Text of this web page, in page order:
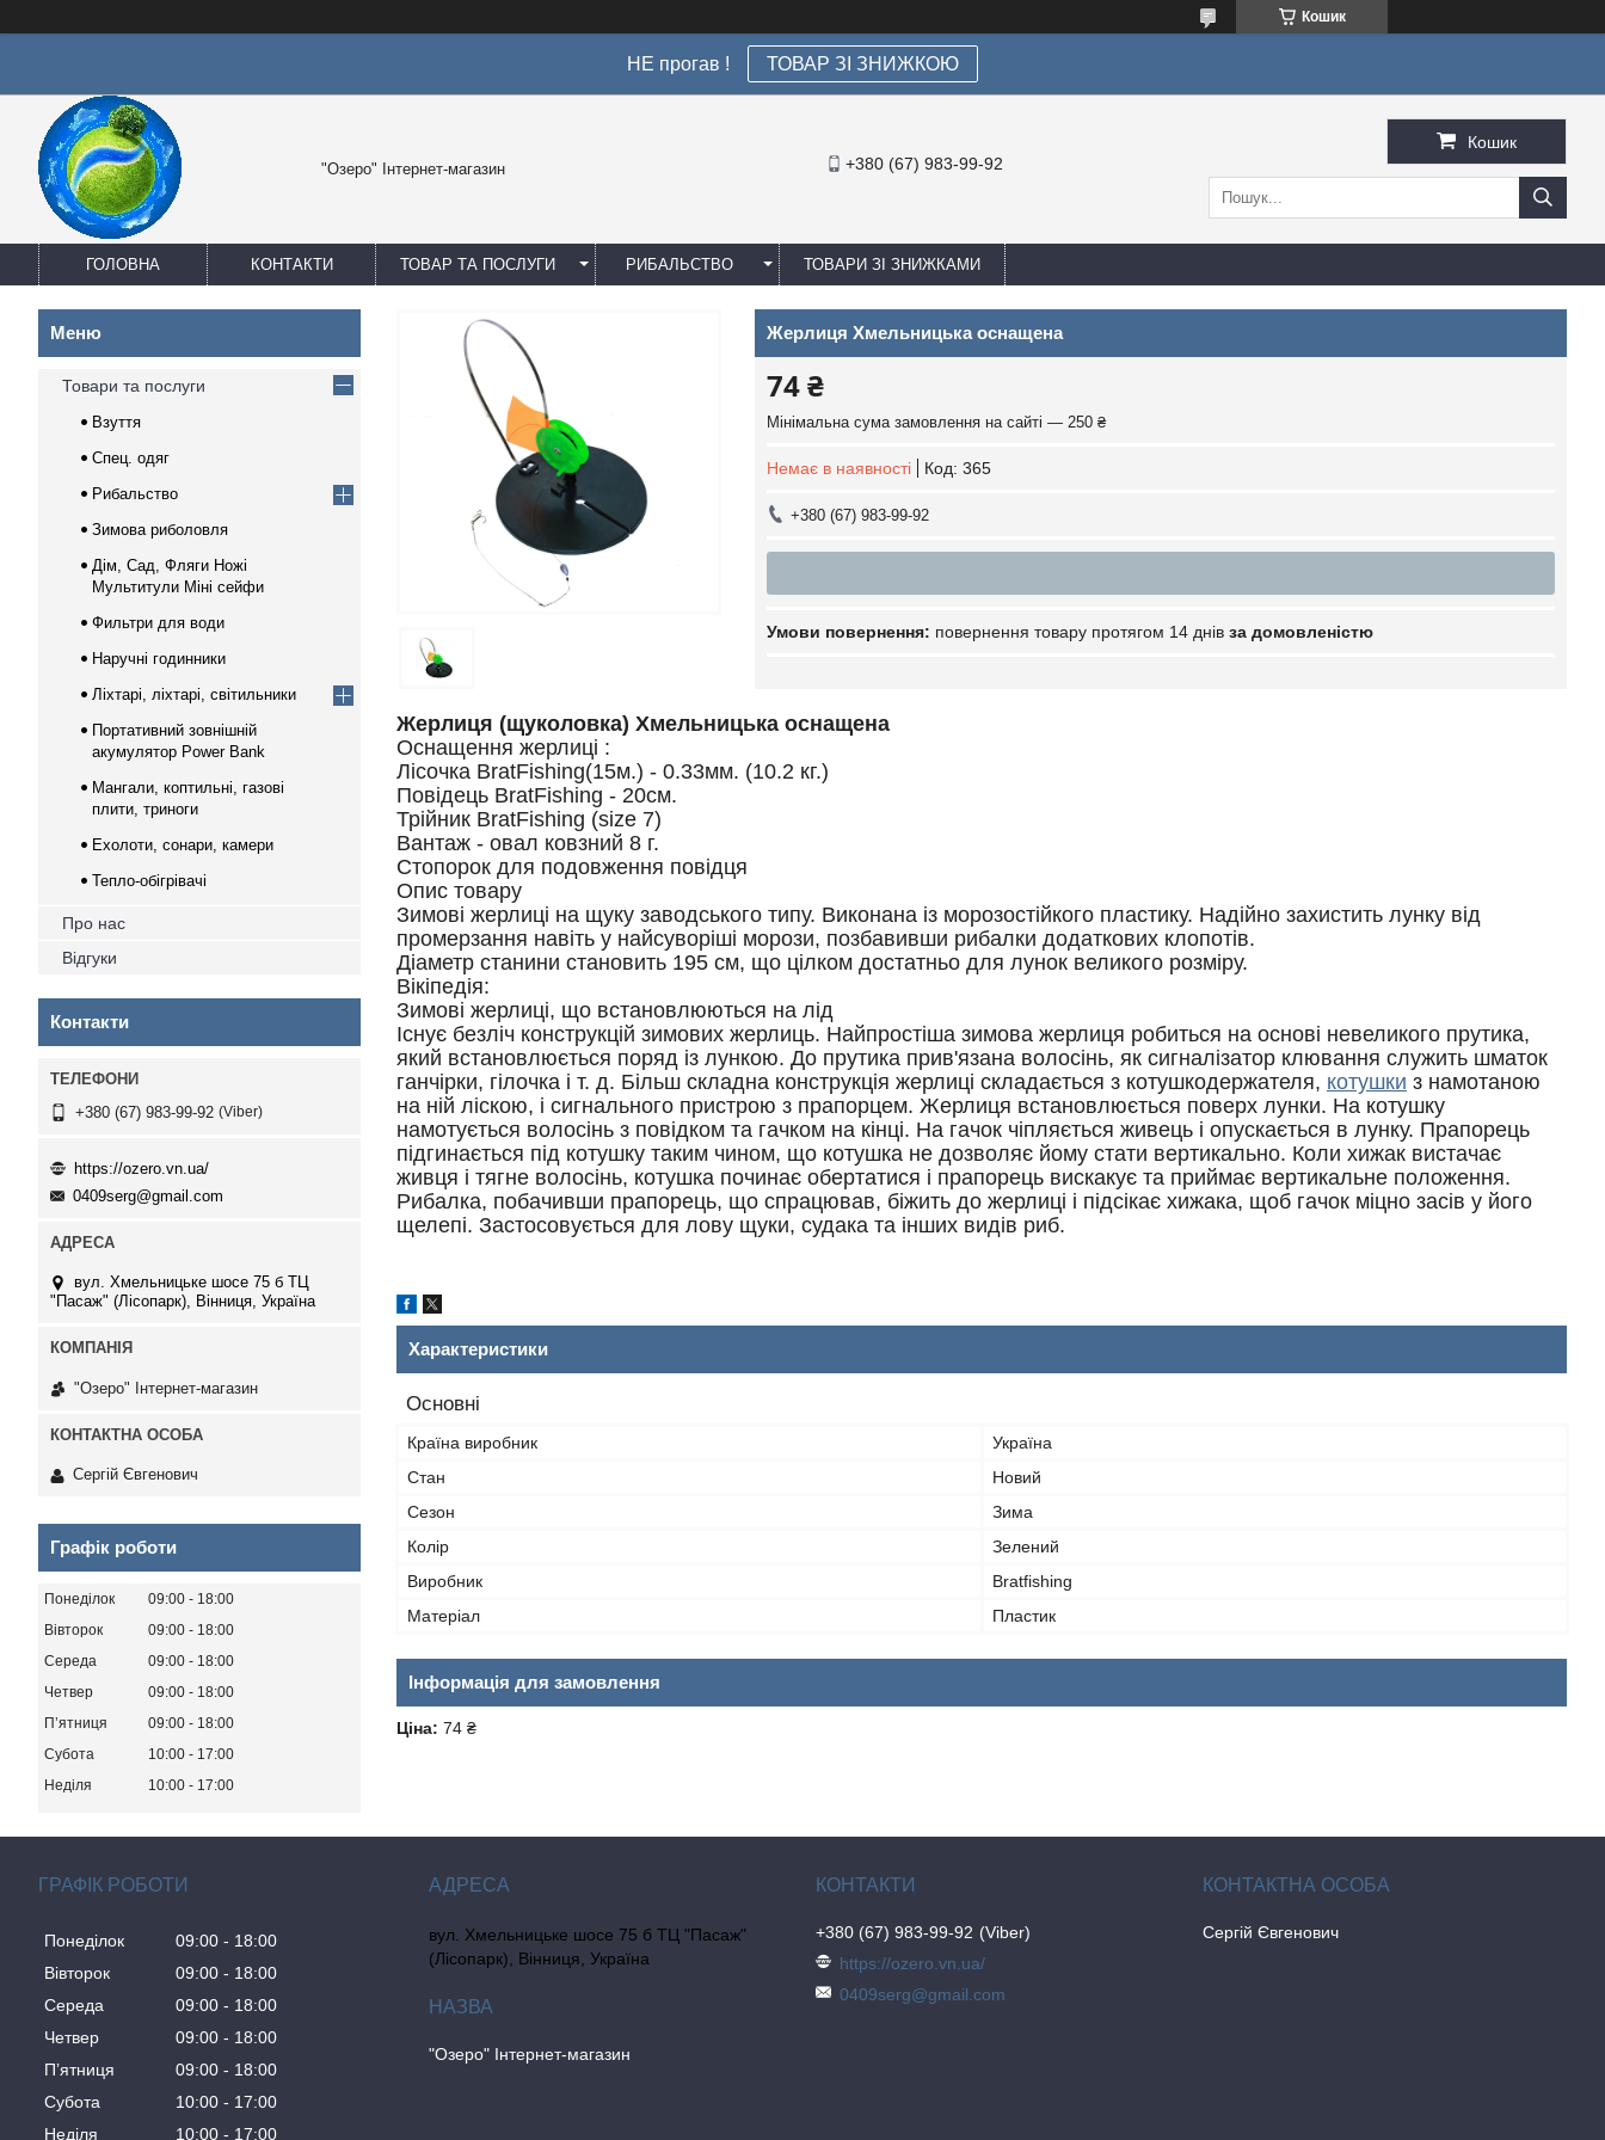
Кошик
НЕ прогав ! ТОВАР ЗІ ЗНИЖКОЮ
"Озеро" Інтернет-магазин +380 (67) 983-99-92
Кошик
ГОЛОВНА КОНТАКТИ ТОВАР ТА ПОСЛУГИ РИБАЛЬСТВО ТОВАРИ ЗІ ЗНИЖКАМИ
Жерлиця Хмельницька оснащена
74 ₴
Мінімальна сума замовлення на сайті — 250 ₴
Немає в наявності Код: 365
+380 (67) 983-99-92
повернення товару протягом 14 днів за домовленістю
Жерлиця (щуколовка) Хмельницька оснащена
Оснащення жерлиці :
Лісочка BratFishing(15м.) - 0.33мм. (10.2 кг.)
Повідець BratFishing - 20см.
Трійник BratFishing (size 7)
Вантаж - овал ковзний 8 г.
Стопорок для подовження повідця
Опис товару
Зимові жерлиці на щуку заводського типу. Виконана із морозостійкого пластику. Надійно захистить лунку від
промерзання навіть у найсуворіші морози, позбавивши рибалки додаткових клопотів.
Діаметр станини становить 195 см, що цілком достатньо для лунок великого розміру.
Вікіпедія:
Зимові жерлиці, що встановлюються на лід
Існує безліч конструкцій зимових жерлиць. Найпростіша зимова жерлиця робиться на основі невеликого прутика,
який встановлюється поряд із лункою. До прутика прив'язана волосінь, як сигналізатор клювання служить шматок
ганчірки, гілочка і т. д. Більш складна конструкція жерлиці складається з котушкодержателя, котушки з намотаною
на ній ліскою, і сигнального пристрою з прапорцем. Жерлиця встановлюється поверх лунки. На котушку
намотується волосінь з повідком та гачком на кінці. На гачок чіпляється живець і опускається в лунку. Прапорець
підгинається під котушку таким чином, що котушка не дозволяє йому стати вертикально. Коли хижак вистачає
живця і тягне волосінь, котушка починає обертатися і прапорець вискакує та приймає вертикальне положення.
Рибалка, побачивши прапорець, що спрацював, біжить до жерлиці і підсікає хижака, щоб гачок міцно засів у його
щелепі. Застосовується для лову щуки, судака та інших видів риб.
Характеристики
Основні
Країна виробник
Україна
Стан
Новий
Сезон
Зима
Колір
Зелений
Виробник
Bratfishing
Матеріал
Пластик
Інформація для замовлення
Ціна: 74 ₴
Товари та послуги
Взуття
Спец. одяг
Рибальство
Зимова риболовля
Дім, Сад, Фляги Ножі
Мультитули Міні сейфи
Фильтри для води
Наручні годинники
Ліхтарі, ліхтарі, світильники
Портативний зовнішній
акумулятор Power Bank
Мангали, коптильні, газові
плити, триноги
Ехолоти, сонари, камери
Тепло-обігрівачі
Про нас
Відгуки
Контакти
+380 (67) 983-99-92 Viber
https://ozero.vn.ua/
0409serg@gmail.com
вул. Хмельницьке шосе 75 б ТЦ
"Пасаж" (Лісопарк), Вінниця, Україна
"Озеро" Інтернет-магазин
Сергій Євгенович
Графік роботи
Понеділок 09:00
18:00
Вівторок
09:00
18:00
Середа
09:00
18:00
Четвер
09:00
18:00
Пʼятниця
09:00
18:00
Субота
10:00
17:00
Неділя
10:00 17:00
ГРАФІК РОБОТИ
Понеділок 09:00
18:00
Вівторок
09:00
18:00
Середа
09:00
18:00
Четвер
09:00
18:00
Пʼятниця
09:00
18:00
Субота
10:00
17:00
Неділя
10:00 17:00
вул. Хмельницьке шосе 75 б ТЦ "Пасаж"
(Лісопарк), Вінниця, Україна
"Озеро" Інтернет-магазин
+380 (67) 983-99-92
Viber
https://ozero.vn.ua/
0409serg@gmail.com
Сергій Євгенович